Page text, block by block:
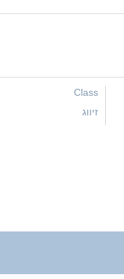
Class
זיווג